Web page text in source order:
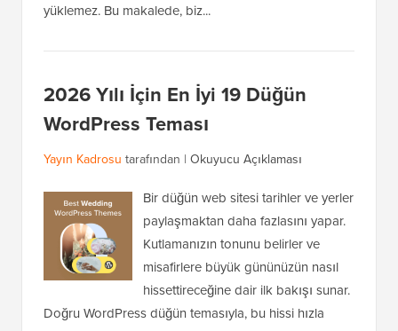
yüklemez. Bu makalede, biz...
2026 Yılı İçin En İyi 19 Düğün
WordPress Teması
Yayın Kadrosu tarafından | Okuyucu Açıklaması
Bir düğün web sitesi tarihler ve yerler
paylaşmaktan daha fazlasını yapar.
Kutlamanızın tonunu belirler ve
misafirlere büyük gününüzün nasıl
hissettireceğine dair ilk bakışı sunar.
Doğru WordPress düğün temasıyla, bu hissi hızla